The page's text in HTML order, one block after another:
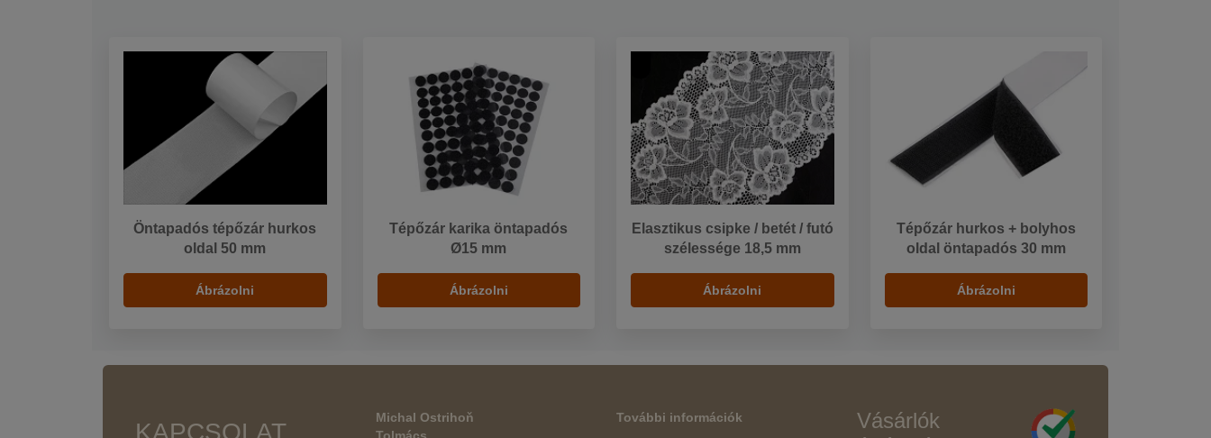
Öntapadós tépőzár hurkos
oldal 50 mm
Ábrázolni
Tépőzár karika öntapadós
Ø15 mm
Ábrázolni
Elasztikus csipke / betét / futó
szélessége 18,5 mm
Ábrázolni
Tépőzár hurkos + bolyhos
oldal öntapadós 30 mm
Ábrázolni
KAPCSOLAT
Michal Ostrihoň
Tolmács
További információk
Vásárlók